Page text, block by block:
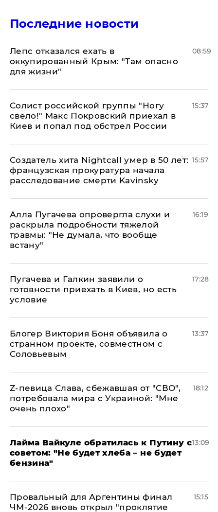
Последние новости
Лепс отказался ехать в
оккупированный Крым: "Там опасно
для жизни"
08:59
Солист российской группы "Ногу
свело!" Макс Покровский приехал в
Киев и попал под обстрел России
15:37
Создатель хита Nightcall умер в 50 лет:
французская прокуратура начала
расследование смерти Kavinsky
15:57
Алла Пугачева опровергла слухи и
раскрыла подробности тяжелой
травмы: "Не думала, что вообще
встану"
16:19
Пугачева и Галкин заявили о
готовности приехать в Киев, но есть
условие
17:28
Блогер Виктория Боня объявила о
странном проекте, совместном с
Соловьевым
13:37
Z-певица Слава, сбежавшая от "СВО",
потребовала мира с Украиной: "Мне
очень плохо"
18:12
Лайма Вайкуле обратилась к Путину с
советом: "Не будет хлеба – не будет
бензина"
13:09
Провальный для Аргентины финал
ЧМ-2026 вновь открыл "проклятие
15:15